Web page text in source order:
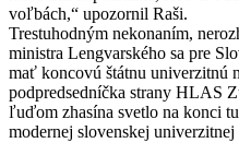
voľbách,“ upozornil Raši.
Trestuhodným nekonaním,
ministra Lengvarského sa pre
mať koncovú štátnu univerzitnú
podpredsedníčka strany HLAS
ľuďom zhasína svetlo na konci
modernej slovenskej